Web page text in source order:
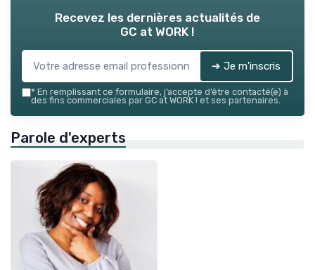
Recevez les dernières actualités de
GC at WORK !
➔ Je m'inscris
* En remplissant ce formulaire, j’accepte d’être contacté(e) à
des fins commerciales par GC at WORK ! et ses partenaires.
Parole d'experts